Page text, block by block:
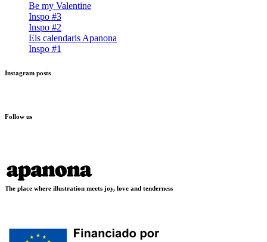
Be my Valentine
Inspo #3
Inspo #2
Els calendaris Apanona
Inspo #1
Instagram posts
Follow us
The place where illustration meets joy, love and tenderness